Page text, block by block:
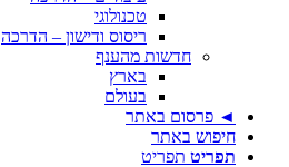
טכנולוגי
ריסוס ודישון – הדרכה
חדשות מהענף
בארץ
בעולם
◄ פרסום באתר
חיפוש באתר
תפריט תפריט